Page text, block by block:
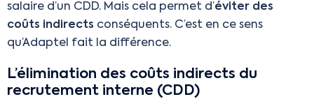
salaire d’un CDD. Mais cela permet d’éviter des
coûts indirects conséquents. C’est en ce sens
qu’Adaptel fait la différence.
L’élimination des coûts indirects du
recrutement interne (CDD)